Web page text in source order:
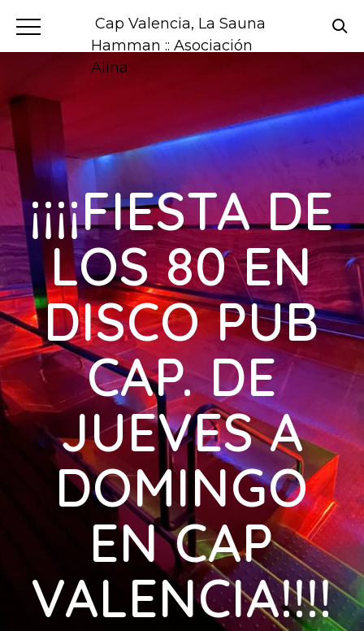
Cap Valencia, La Sauna
Hamman :: Asociación
Alina
¡¡¡¡FIESTA DE
LOS 80 EN
DISCO PUB
CAP. DE
JUEVES A
DOMINGO
EN CAP
VALENCIA!!!!